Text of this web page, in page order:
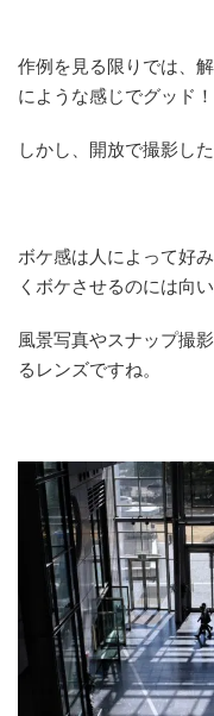
作例を見る限りでは、
にような感じでグッド！
しかし、開放で撮影し
ボケ感は人によって好
くボケさせるのには向
風景写真やスナップ撮
るレンズですね。